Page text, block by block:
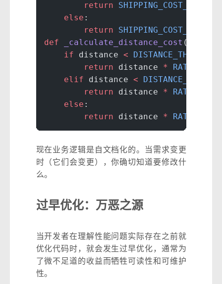
        return
SHIPPING_COST_MEDIUM
    else
:
        return
SHIPPING_COST_HEAVY
def _calculate_distance_cost
    if
distance <
        return
distance *
    elif
distance <
        return
distance *
    else
:
        return
distance *
现在业务逻辑是自文档化的。当需求变更
时（它们会变更），你确切知道要修改什
么。
过早优化：万恶之源
当开发者在理解性能问题实际存在之前就
优化代码时，就会发生过早优化，通常为
了微不足道的收益而牺牲可读性和可维护
性。